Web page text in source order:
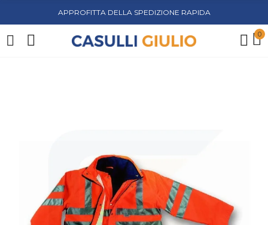
APPROFITTA DELLA SPEDIZIONE RAPIDA
0